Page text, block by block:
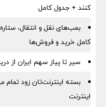
کنند + جدول کامل
بمب‌های نقل و انتقال،
کامل خرید و فروش‌ها
سیر تا پیاز سهم ایران از
بسته اینترنت‌تان زود
اینترنت